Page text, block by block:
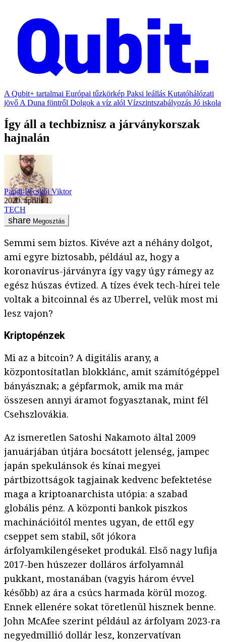
A Qubit+ tartalmai Európai tűzkörkép Paksi leállás Kutatóhálózati
jövő A Duna föntről Dolgok a víz alól Vízszintszabályozás Jó iskola
Így áll a techbiznisz a járványkorszak
hajnalán
Papdi-Pécskői Viktor
2020. április 1.
TECH
Megosztás
Semmi sem biztos. Kivéve azt a néhány dolgot,
ami egyre biztosabb, például az, hogy a
koronavírus-járványra így vagy úgy rámegy az
egész húszas évtized. A tízes évek tech-hírei tele
voltak a bitcoinnal és az Uberrel, velük most mi
lesz vajon?
Kriptopénzek
Mi az a bitcoin? A digitális arany, a
központosítatlan blokklánc, amit számítógéppel
bányásznak; a gépfarmok, amik ma már
összesen annyi áramot fogyasztanak, mint fél
Csehszlovákia.
Az ismeretlen Satoshi Nakamoto által 2009
januárjában útjára bocsátott jelenség, jampec
japán spekulánsok és kínai megyei
pártbizottságok tagjainak kedvenc befektetése
maga a kriptoanarchista utópia: a szabad
globális pénz. A központi bankok piszkos
machinációitól mentes ugyan, de ettől egy
cseppet sem stabil, sőt jókora
árfolyamkilengéseket produkál. Első nagy lufija
2017-ben húszezer dolláros árfolyamnál
pukkant, mostanában (vagyis három évvel
később) az ára a csúcs harmada körül mozog.
Ennek ellenére sokat töretlenül hisznek benne.
John McAfee szerint például az árfolyam 2023-ra
negyedmillió dollár lesz, konzervatívan